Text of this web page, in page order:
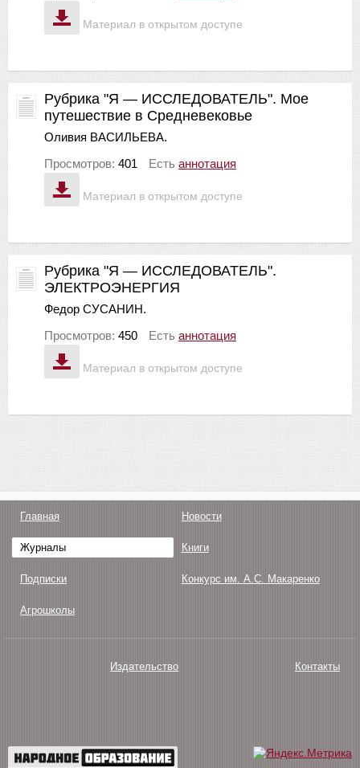
Материал в открытом доступе
Материал в открытом доступе
Рубрика "Я — ИССЛЕДОВАТЕЛЬ". Мое
путешествие в Средневековье
Оливия ВАСИЛЬЕВА.
Просмотров: 401 Есть аннотация
Материал в открытом доступе
Рубрика "Я — ИССЛЕДОВАТЕЛЬ".
ЭЛЕКТРОЭНЕРГИЯ
Федор СУСАНИН.
Просмотров: 450 Есть аннотация
Главная Новости
Журналы Книги
Подписки Конкурс им. А.С. Макаренко
Агрошколы
Издательство Контакты